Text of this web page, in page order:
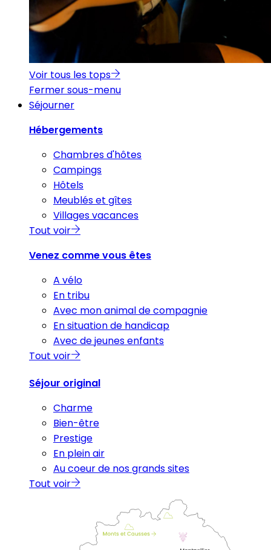
Voir tous les tops
Fermer sous-menu
Séjourner
Hébergements
Chambres d'hôtes
Campings
Hôtels
Meublés et gîtes
Villages vacances
Tout voir
Venez comme vous êtes
A vélo
En tribu
Avec mon animal de compagnie
En situation de handicap
Avec de jeunes enfants
Tout voir
Séjour original
Charme
Bien-être
Prestige
En plein air
Au coeur de nos grands sites
Tout voir